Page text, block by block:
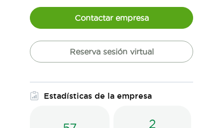
Contactar empresa
Reserva sesión virtual
Estadísticas de la empresa
2